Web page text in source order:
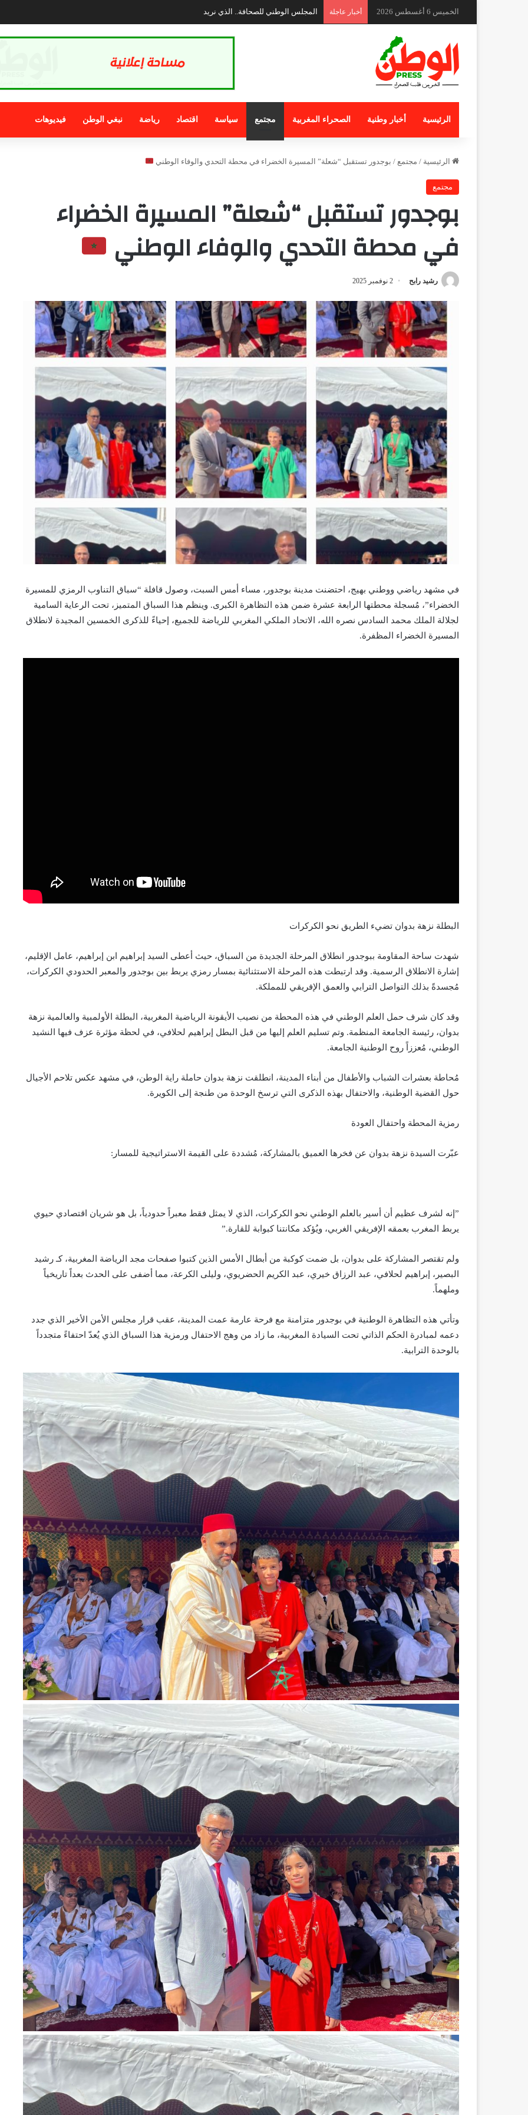
الخميس 6 أغسطس 2026 أخبار عاجلة تصاعد الجدل بجماعة إيغود.. اتهامات ثقيلة تلاحق الرئيس والمعارضة تطالب بتدخل عاجل لوزارة الداخلية
الرئيسية أخبار وطنية الصحراء المغربية مجتمع سياسة اقتصاد رياضة نبغي الوطن فيديوهات
الرئيسية / مجتمع / بوجدور تستقبل “شعلة” المسيرة الخضراء في محطة التحدي والوفاء الوطني
مجتمع
بوجدور تستقبل “شعلة” المسيرة الخضراء
في محطة التحدي والوفاء الوطني
رشيد رابح 2 نوفمبر 2025
في مشهد رياضي ووطني بهيج، احتضنت مدينة بوجدور، مساء أمس السبت، وصول قافلة “سباق التناوب الرمزي للمسيرة
الخضراء”، مُسجلة محطتها الرابعة عشرة ضمن هذه التظاهرة الكبرى. وينظم هذا السباق المتميز، تحت الرعاية السامية
لجلالة الملك محمد السادس نصره الله، الاتحاد الملكي المغربي للرياضة للجميع، إحياءً للذكرى الخمسين المجيدة لانطلاق
المسيرة الخضراء المظفرة.
​البطلة نزهة بدوان تضيء الطريق نحو الكركرات
​شهدت ساحة المقاومة ببوجدور انطلاق المرحلة الجديدة من السباق، حيث أعطى السيد إبراهيم ابن إبراهيم، عامل الإقليم،
إشارة الانطلاق الرسمية. وقد ارتبطت هذه المرحلة الاستثنائية بمسار رمزي يربط بين بوجدور والمعبر الحدودي الكركرات،
مُجسدةً بذلك التواصل الترابي والعمق الإفريقي للمملكة.
​وقد كان شرف حمل العلم الوطني في هذه المحطة من نصيب الأيقونة الرياضية المغربية، البطلة الأولمبية والعالمية نزهة
بدوان، رئيسة الجامعة المنظمة. وتم تسليم العلم إليها من قبل البطل إبراهيم لحلافي، في لحظة مؤثرة عزف فيها النشيد
الوطني، مُعززاً روح الوطنية الجامعة.
​مُحاطة بعشرات الشباب والأطفال من أبناء المدينة، انطلقت نزهة بدوان حاملة راية الوطن، في مشهد عكس تلاحم الأجيال
حول القضية الوطنية، والاحتفال بهذه الذكرى التي ترسخ الوحدة من طنجة إلى الكويرة.
​رمزية المحطة واحتفال العودة
​عبّرت السيدة نزهة بدوان عن فخرها العميق بالمشاركة، مُشددة على القيمة الاستراتيجية للمسار:
​”إنه لشرف عظيم أن أسير بالعلم الوطني نحو الكركرات، الذي لا يمثل فقط معبراً حدودياً، بل هو شريان اقتصادي حيوي
يربط المغرب بعمقه الإفريقي الغربي، ويُؤكد مكانتنا كبوابة للقارة.”
​ولم تقتصر المشاركة على بدوان، بل ضمت كوكبة من أبطال الأمس الذين كتبوا صفحات مجد الرياضة المغربية، كـ رشيد
البصير، إبراهيم لحلافي، عبد الرزاق خيري، عبد الكريم الحضريوي، وليلى الكرعة، مما أضفى على الحدث بعداً تاريخياً
وملهماً.
​وتأتي هذه التظاهرة الوطنية في بوجدور متزامنة مع فرحة عارمة عمت المدينة، عقب قرار مجلس الأمن الأخير الذي جدد
دعمه لمبادرة الحكم الذاتي تحت السيادة المغربية، ما زاد من وهج الاحتفال ورمزية هذا السباق الذي يُعدّ احتفاءً متجدداً
بالوحدة الترابية.